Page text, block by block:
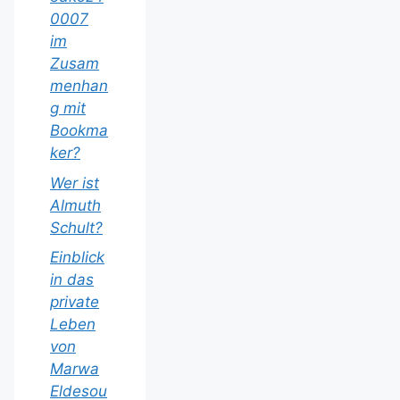
0007
im
Zusam
menhan
g mit
Bookma
ker?
Wer ist
Almuth
Schult?
Einblick
in das
private
Leben
von
Marwa
Eldesou